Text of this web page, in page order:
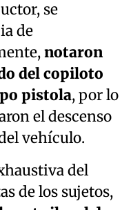
se
de
notaron
del copiloto
pistola, por lo
el descenso
vehículo.
del
de los sujetos,